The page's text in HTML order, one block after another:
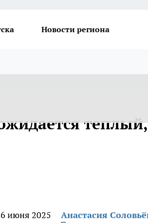
Новости региона
теплый,
июня 2025 Анастасия